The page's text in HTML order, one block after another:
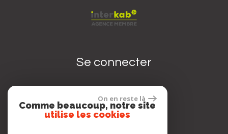
Se connecter
Espace propriétaire
On en reste là
Comme beaucoup, notre site
utilise les cookies